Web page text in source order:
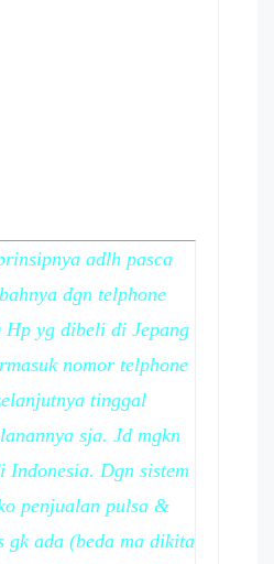
adlh pasca
dgn telphone
Hp yg dibeli di Jepang
nomor telphone
tinggal
sja. Jd mgkn
Dgn sistem
penjualan pulsa &
gk ada (beda ma dikita